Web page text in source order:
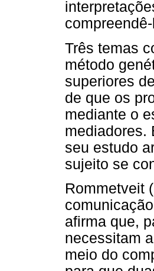
Três temas
método
superiores
de que os
mediante o
mediadores.
seu estudo
sujeito se
Rommetveit
afirma que,
necessitam
meio do